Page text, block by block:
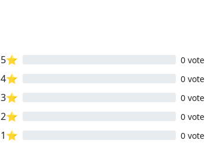
5⭐ 0 vote
4⭐ 0 vote
3⭐ 0 vote
2⭐ 0 vote
1⭐ 0 vote